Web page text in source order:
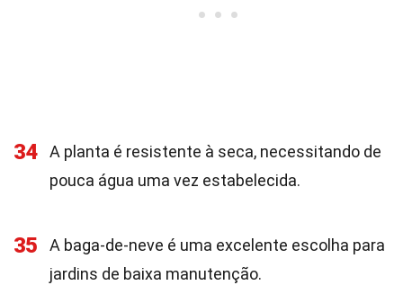
34
A planta é resistente à seca, necessitando de
pouca água uma vez estabelecida.
35
A baga-de-neve é uma excelente escolha para
jardins de baixa manutenção.